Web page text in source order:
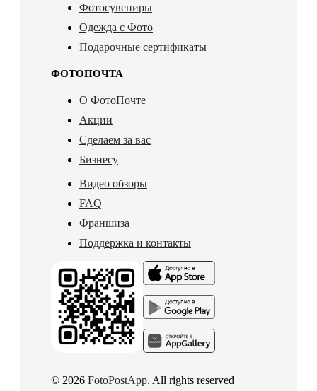
Фотосувениры
Одежда с Фото
Подарочные сертификаты
ФОТОПОЧТА
О ФотоПочте
Акции
Сделаем за вас
Бизнесу
Видео обзоры
FAQ
Франшиза
Поддержка и контакты
© 2026 FotoPostApp. All rights reserved